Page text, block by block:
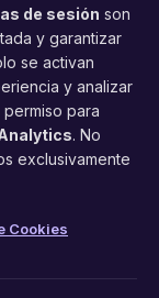
y WhatsApp.
tu negocio.
de sesión son
y garantizar
se activan
y analizar
para
. No
exclusivamente
Cookies